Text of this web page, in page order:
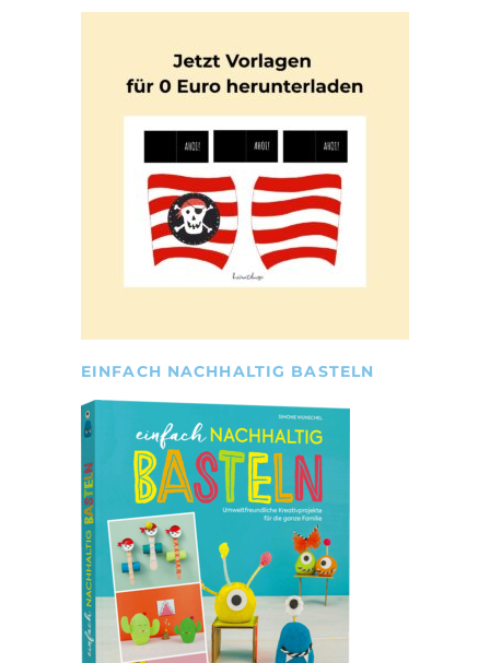
EINFACH NACHHALTIG BASTELN